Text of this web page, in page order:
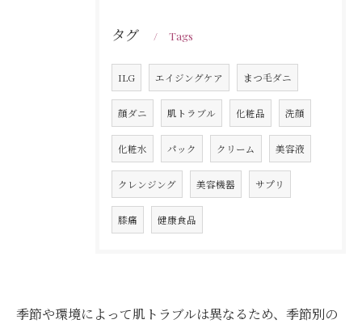
タグ Tags
ILG エイジングケア まつ毛ダニ
顔ダニ 肌トラブル 化粧品 洗顔
化粧水 パック クリーム 美容液
クレンジング 美容機器 サプリ
膝痛 健康食品
季節や環境によって肌トラブルは異なるため、季節別の